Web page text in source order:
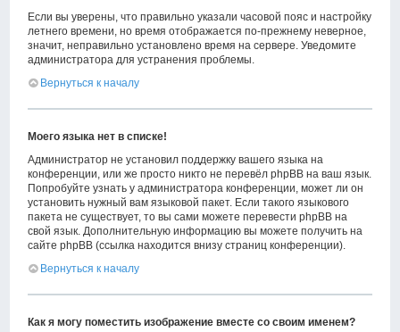
Если вы уверены, что правильно указали часовой пояс и настройку
летнего времени, но время отображается по-прежнему неверное,
значит, неправильно установлено время на сервере. Уведомите
администратора для устранения проблемы.
Вернуться к началу
Моего языка нет в списке!
Администратор не установил поддержку вашего языка на
конференции, или же просто никто не перевёл phpBB на ваш язык.
Попробуйте узнать у администратора конференции, может ли он
установить нужный вам языковой пакет. Если такого языкового
пакета не существует, то вы сами можете перевести phpBB на
свой язык. Дополнительную информацию вы можете получить на
сайте phpBB (ссылка находится внизу страниц конференции).
Вернуться к началу
Как я могу поместить изображение вместе со своим именем?